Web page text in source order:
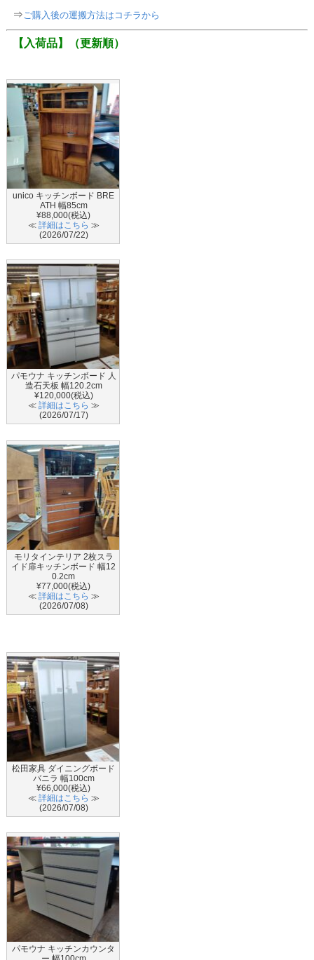
⇒ご購入後の運搬方法はコチラから
【入荷品】 （更新順）
unico キッチンボード BRE
ATH 幅85cm
¥88,000(税込)
≪ 詳細はこちら ≫
(2026/07/22)
パモウナ キッチンボード 人
造石天板 幅120.2cm
¥120,000(税込)
≪ 詳細はこちら ≫
(2026/07/17)
モリタインテリア 2枚スラ
イド扉キッチンボード 幅12
0.2cm
¥77,000(税込)
≪ 詳細はこちら ≫
(2026/07/08)
松田家具 ダイニングボード
バニラ 幅100cm
¥66,000(税込)
≪ 詳細はこちら ≫
(2026/07/08)
パモウナ キッチンカウンタ